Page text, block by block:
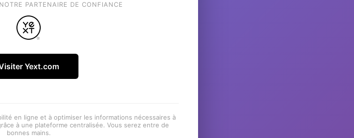
PARTENAIRE DE CONFIANCE
Yext.com
en ligne et à optimiser les informations nécessaires à
à une plateforme centralisée. Vous serez entre de
bonnes mains.